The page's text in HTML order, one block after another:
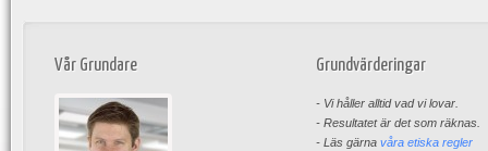
Vår Grundare Grundvärderingar
- Vi håller alltid vad vi lovar.
- Resultatet är det som räknas.
- Läs gärna våra etiska regler